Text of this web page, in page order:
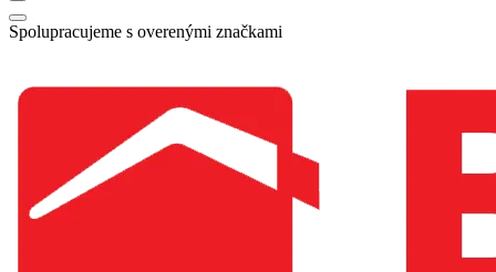
Spolupracujeme s overenými značkami